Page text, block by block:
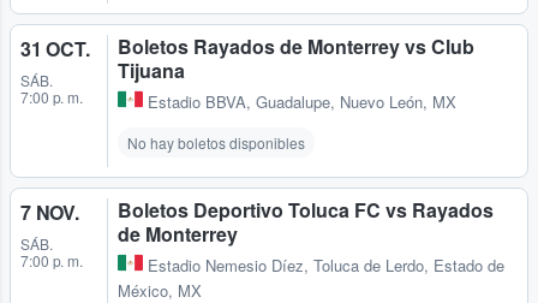
31 OCT.
SÁB.
7:00 p. m.
Boletos Rayados de Monterrey vs Club
Tijuana
Estadio BBVA, Guadalupe, Nuevo León, MX
No hay boletos disponibles
7 NOV.
SÁB.
7:00 p. m.
Boletos Deportivo Toluca FC vs Rayados
de Monterrey
Estadio Nemesio Díez, Toluca de Lerdo, Estado de
México, MX